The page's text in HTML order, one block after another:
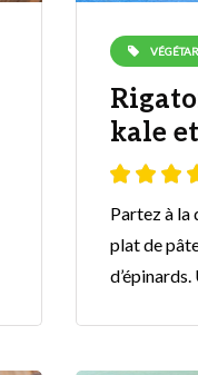
kale
Partez à la
plat de